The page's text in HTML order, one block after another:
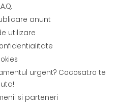
anunt
utilizare
urgent? Cocosat.ro te
si parteneri